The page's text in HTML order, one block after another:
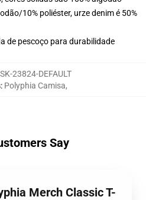
10% poliéster, urze denim é 50%
de pescoço para durabilidade
23824-DEFAULT
: Polyphia Camisa,
Say
Merch Classic T-